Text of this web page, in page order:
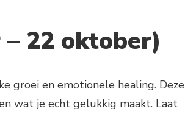
22 oktober)
groei en emotionele healing. Deze
wat je echt gelukkig maakt. Laat